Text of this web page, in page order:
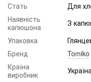
Стать
Для
Наявність
капюшона
З
Упаковка
Бренд
Tomiko
Країна
виробник
Україна